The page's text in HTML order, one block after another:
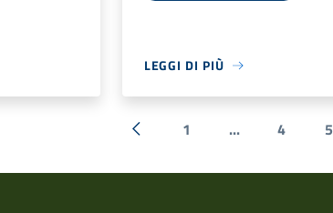
LEGGI DI PIÙ
« Precedente
1 ... 4 5